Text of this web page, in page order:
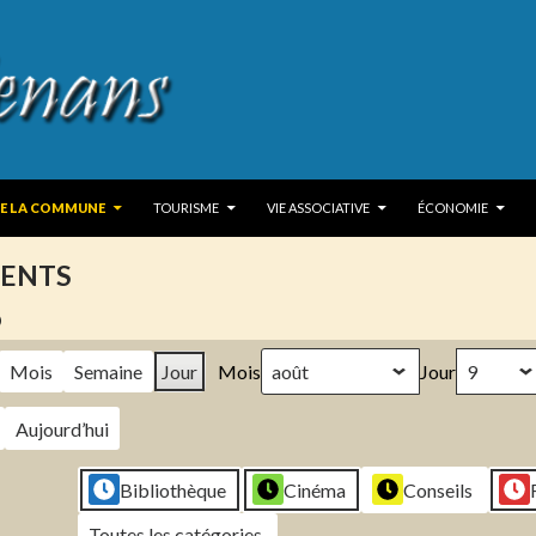
LA COMMUNE
TOURISME VIE ASSOCIATIVE ÉCONOMIE
Mois Semaine Jour Mois Jour
Aujourd’hui
Bibliothèque Cinéma Conseils